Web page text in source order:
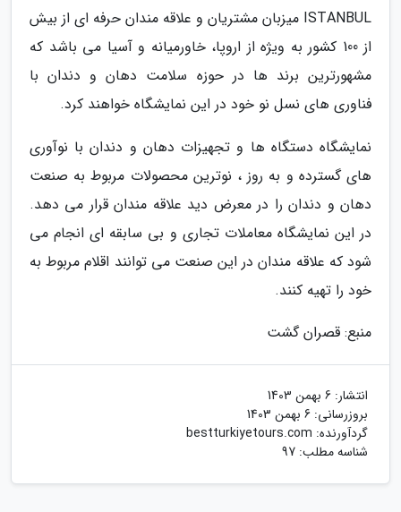
ISTANBUL میزبان مشتریان و علاقه مندان حرفه ای از بیش
از 100 کشور به ویژه از اروپا، خاورمیانه و آسیا می باشد که
مشهورترین برند ها در حوزه سلامت دهان و دندان با
فناوری های نسل نو خود در این نمایشگاه خواهند کرد.
نمایشگاه دستگاه ها و تجهیزات دهان و دندان با نوآوری
های گسترده و به روز ، نوترین محصولات مربوط به صنعت
دهان و دندان را در معرض دید علاقه مندان قرار می دهد.
در این نمایشگاه معاملات تجاری و بی سابقه ای انجام می
شود که علاقه مندان در این صنعت می توانند اقلام مربوط به
خود را تهیه کنند.
منبع: قصران گشت
انتشار: 6 بهمن 1403
بروزرسانی: 6 بهمن 1403
گردآورنده: bestturkiyetours.com
شناسه مطلب: 97